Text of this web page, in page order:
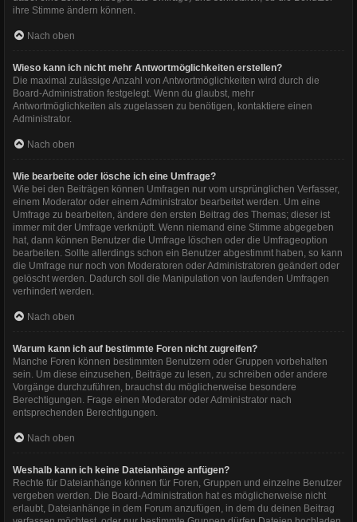
ihre Stimme ändern können.
Nach oben
Wieso kann ich nicht mehr Antwortmöglichkeiten erstellen?
Die maximal zulässige Anzahl von Antwortmöglichkeiten wird durch die
Board-Administration festgelegt. Wenn du glaubst, mehr
Antwortmöglichkeiten als zugelassen zu benötigen, kontaktiere einen
Administrator.
Nach oben
Wie bearbeite oder lösche ich eine Umfrage?
Wie bei den Beiträgen können Umfragen nur vom ursprünglichen Verfasser,
einem Moderator oder einem Administrator bearbeitet werden. Um eine
Umfrage zu bearbeiten, ändere den ersten Beitrag des Themas; dieser ist
immer mit der Umfrage verknüpft. Wenn niemand eine Stimme abgegeben
hat, dann können Benutzer die Umfrage löschen oder die Umfrageoption
bearbeiten. Sollte allerdings schon ein Benutzer abgestimmt haben, so kann
die Umfrage nur noch von Moderatoren oder Administratoren geändert oder
gelöscht werden. Dadurch soll die Manipulation von laufenden Umfragen
verhindert werden.
Nach oben
Warum kann ich auf bestimmte Foren nicht zugreifen?
Manche Foren können bestimmten Benutzern oder Gruppen vorbehalten
sein. Um diese einzusehen, Beiträge zu lesen, zu schreiben oder andere
Vorgänge durchzuführen, brauchst du möglicherweise besondere
Berechtigungen. Frage einen Moderator oder Administrator nach
entsprechenden Berechtigungen.
Nach oben
Weshalb kann ich keine Dateianhänge anfügen?
Rechte für Dateianhänge können für Foren, Gruppen und einzelne Benutzer
vergeben werden. Die Board-Administration hat es möglicherweise nicht
erlaubt, Dateianhänge in dem Forum anzufügen, in dem du deinen Beitrag